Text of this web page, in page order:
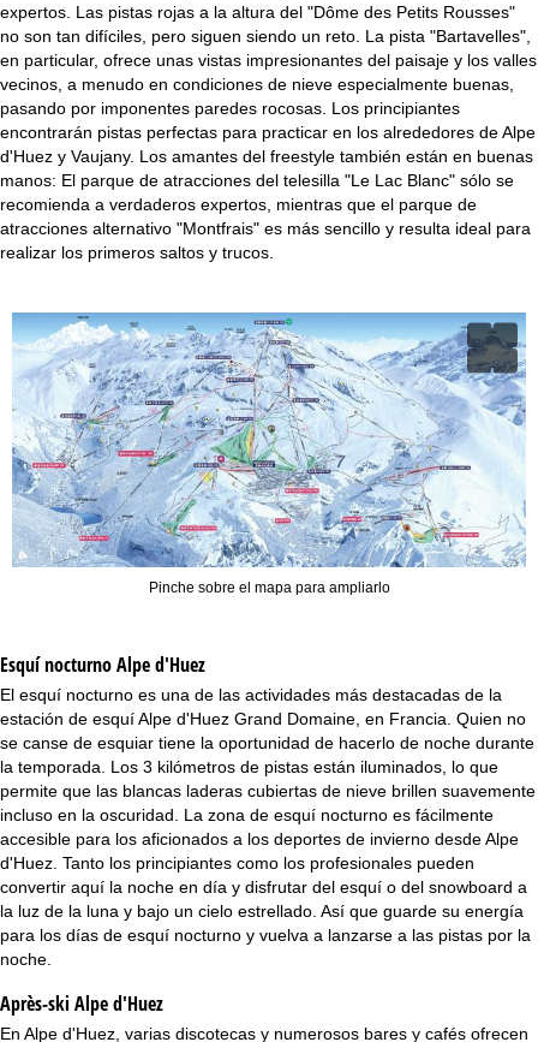
expertos. Las pistas rojas a la altura del "Dôme des Petits Rousses"
no son tan difíciles, pero siguen siendo un reto. La pista "Bartavelles",
en particular, ofrece unas vistas impresionantes del paisaje y los valles
vecinos, a menudo en condiciones de nieve especialmente buenas,
pasando por imponentes paredes rocosas. Los principiantes
encontrarán pistas perfectas para practicar en los alrededores de Alpe
d'Huez y Vaujany. Los amantes del freestyle también están en buenas
manos: El parque de atracciones del telesilla "Le Lac Blanc" sólo se
recomienda a verdaderos expertos, mientras que el parque de
atracciones alternativo "Montfrais" es más sencillo y resulta ideal para
realizar los primeros saltos y trucos.
Pinche sobre el mapa para ampliarlo
Esquí nocturnoAlpe d'Huez
El esquí nocturno es una de las actividades más destacadas de la
estación de esquí Alpe d'Huez Grand Domaine, en Francia. Quien no
se canse de esquiar tiene la oportunidad de hacerlo de noche durante
la temporada. Los 3 kilómetros de pistas están iluminados, lo que
permite que las blancas laderas cubiertas de nieve brillen suavemente
incluso en la oscuridad. La zona de esquí nocturno es fácilmente
accesible para los aficionados a los deportes de invierno desde Alpe
d'Huez. Tanto los principiantes como los profesionales pueden
convertir aquí la noche en día y disfrutar del esquí o del snowboard a
la luz de la luna y bajo un cielo estrellado. Así que guarde su energía
para los días de esquí nocturno y vuelva a lanzarse a las pistas por la
noche.
Après-ski Alpe d'Huez
En Alpe d'Huez, varias discotecas y numerosos bares y cafés ofrecen